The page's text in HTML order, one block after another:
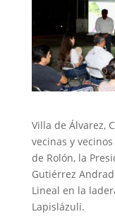
Villa de Álvarez,
vecinas y
de Rolón, la
Gutiérrez
Lineal en la
Lapislázuli.